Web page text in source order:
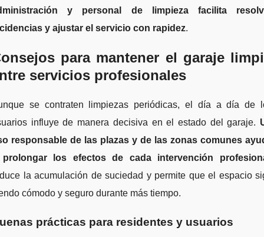
y personal de limpieza facilita
y ajustar el servicio con rapidez.
para mantener el garaje
servicios profesionales
se contraten limpiezas periódicas, el día a día de
influye de manera decisiva en el estado del garaje.
responsable de las plazas y de las zonas comunes
los efectos de cada intervención
la acumulación de suciedad y permite que el espacio
cómodo y seguro durante más tiempo.
prácticas para residentes y usuarios